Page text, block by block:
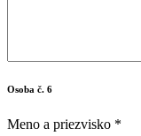
Osoba č. 6
Meno a priezvisko *